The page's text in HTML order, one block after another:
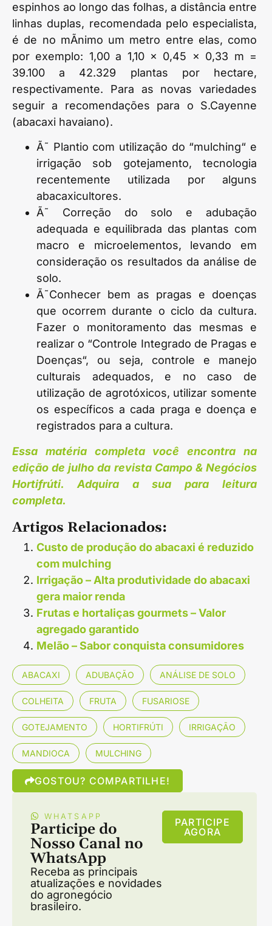
espinhos ao longo das folhas, a distância entre
linhas duplas, recomendada pelo especialista,
é de no mÃ­nimo um metro entre elas, como
por exemplo: 1,00 a 1,10 x 0,45 x 0,33 m =
39.100 a 42.329 plantas por hectare,
respectivamente. Para as novas variedades
seguir a recomendações para o S.Cayenne
(abacaxi havaiano).
Ã˜ Plantio com utilização do “mulching“ e
irrigação sob gotejamento, tecnologia
recentemente utilizada por alguns
abacaxicultores.
Ã˜ Correção do solo e adubação
adequada e equilibrada das plantas com
macro e microelementos, levando em
consideração os resultados da análise de
solo.
Ã˜Conhecer bem as pragas e doenças
que ocorrem durante o ciclo da cultura.
Fazer o monitoramento das mesmas e
realizar o “Controle Integrado de Pragas e
Doenças“, ou seja, controle e manejo
culturais adequados, e no caso de
utilização de agrotóxicos, utilizar somente
os específicos a cada praga e doença e
registrados para a cultura.
Essa matéria completa você encontra na
edição de julho da revista Campo & Negócios
Hortifrúti. Adquira a sua para leitura
completa.
Artigos Relacionados:
Custo de produção do abacaxi é reduzido
com mulching
Irrigação – Alta produtividade do abacaxi
gera maior renda
Frutas e hortaliças gourmets – Valor
agregado garantido
Melão – Sabor conquista consumidores
ABACAXI ADUBAÇÃO ANÁLISE DE SOLO
COLHEITA FRUTA FUSARIOSE
GOTEJAMENTO HORTIFRÚTI IRRIGAÇÃO
MANDIOCA MULCHING
GOSTOU? COMPARTILHE!
WHATSAPP
Participe do
Nosso Canal no
WhatsApp
Receba as principais
atualizações e novidades
do agronegócio
brasileiro.
PARTICIPE
AGORA